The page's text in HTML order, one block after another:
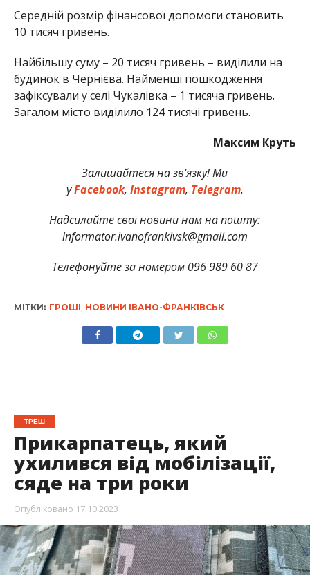
Середній розмір фінансової допомоги становить
10 тисяч гривень.
Найбільшу суму – 20 тисяч гривень – виділили на
будинок в Чернієва. Найменші пошкодження
зафіксували у селі Чукалівка – 1 тисяча гривень.
Загалом місто виділило 124 тисячі гривень.
Максим Круть
Залишайтеся на зв’язку! Ми
уFacebook, Instagram, Telegram.
Надсилайте свої новини нам на пошту:
informator.ivanofrankivsk@gmail.com
Телефонуйте за номером 096 989 60 87
МІТКИ: ГРОШІ НОВИНИ ІВАНО-ФРАНКІВСЬК
ТРЕШ
Прикарпатець, який
ухилився від мобілізації,
сяде на три роки
Опубліковано 17.10.2023